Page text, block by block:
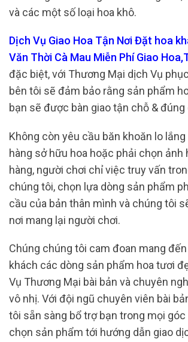
và các một số loại hoa khô.
Dịch Vụ Giao Hoa Tận Nơi Đặt hoa
Văn Thời Cà Mau Miễn Phí Giao
đặc biệt, với Thương Mại dịch Vụ
bên tôi sẽ đảm bảo rằng sản phẩm
bạn sẽ được bàn giao tận chỗ & đúng
Không còn yêu cầu băn khoăn lo
hàng sở hữu hoa hoặc phải chọn ảnh
hàng, người chơi chỉ việc truy vấn
chúng tôi, chọn lựa dòng sản phẩm
cầu của bản thân mình và chúng tôi
nơi mang lại người chơi.
Chúng chúng tôi cam đoan mang
khách các dòng sản phẩm hoa tươi
Vụ Thương Mại bài bản và chuyên
vô nhị. Với đội ngũ chuyên viên bài
tôi sẵn sàng bổ trợ bạn trong mọi góc
chọn sản phẩm tới hướng dẫn giao